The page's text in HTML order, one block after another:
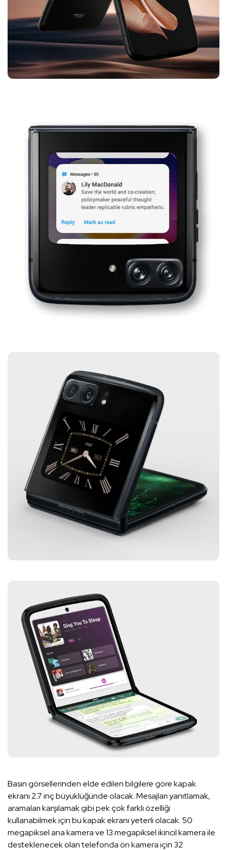
Basın görsellerinden elde edilen bilgilere göre kapak
ekranı 2.7 inç büyüklüğünde olacak. Mesajları yanıtlamak,
aramaları karşılamak gibi pek çok farklı özelliği
kullanabilmek için bu kapak ekranı yeterli olacak. 50
megapiksel ana kamera ve 13 megapiksel ikincil kamera ile
desteklenecek olan telefonda ön kamera için 32